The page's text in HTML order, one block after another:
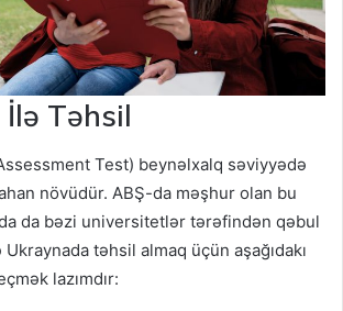
Təhsil
Test) beynəlxalq səviyyədə
növüdür. ABŞ-da məşhur olan bu
da bəzi universitetlər tərəfindən qəbul
təhsil almaq üçün aşağıdakı
lazımdır: